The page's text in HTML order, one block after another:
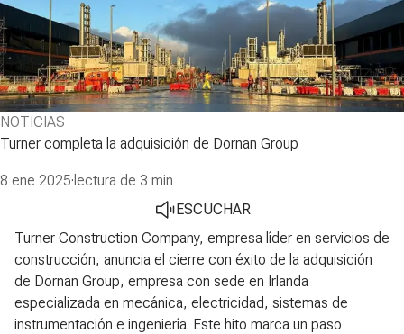
NOTICIAS
Turner completa la adquisición de Dornan Group
8 ene 2025· lectura de 3 min
ESCUCHAR
Turner Construction Company, empresa líder en servicios de
construcción, anuncia el cierre con éxito de la adquisición
de Dornan Group, empresa con sede en Irlanda
especializada en mecánica, electricidad, sistemas de
instrumentación e ingeniería. Este hito marca un paso